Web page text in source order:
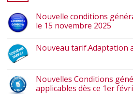
Nouvelle conditions
le 15 novembre 2025
Nouveau tarif.Adaptation
Nouvelles Conditions
applicables dès ce 1er